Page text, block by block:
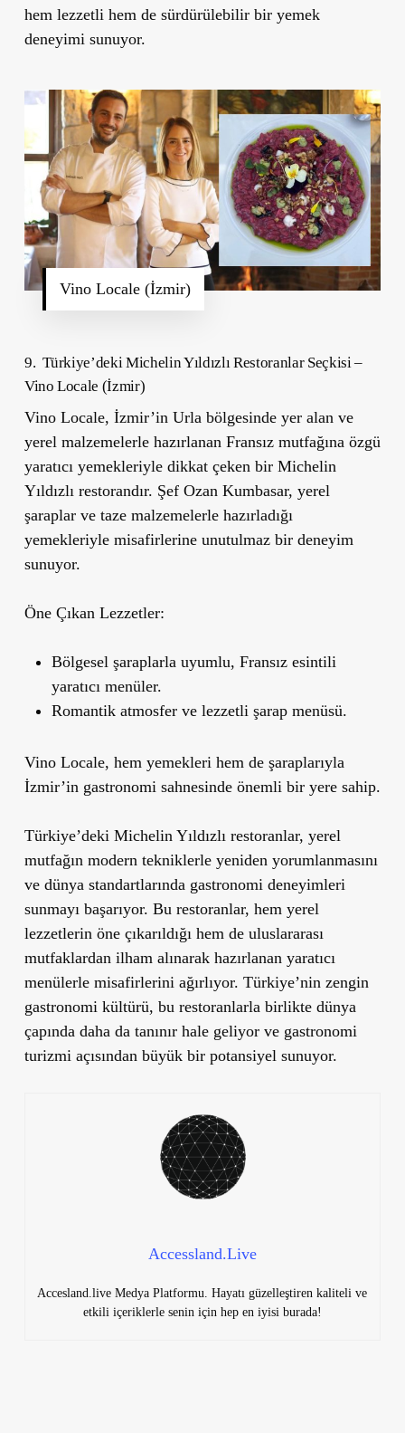
hem lezzetli hem de sürdürülebilir bir yemek
deneyimi sunuyor.
Vino Locale (İzmir)
9. Türkiye’deki Michelin Yıldızlı Restoranlar Seçkisi –
Vino Locale (İzmir)
Vino Locale, İzmir’in Urla bölgesinde yer alan ve
yerel malzemelerle hazırlanan Fransız mutfağına özgü
yaratıcı yemekleriyle dikkat çeken bir Michelin
Yıldızlı restorandır. Şef Ozan Kumbasar, yerel
şaraplar ve taze malzemelerle hazırladığı
yemekleriyle misafirlerine unutulmaz bir deneyim
sunuyor.
Öne Çıkan Lezzetler:
Bölgesel şaraplarla uyumlu, Fransız esintili
yaratıcı menüler.
Romantik atmosfer ve lezzetli şarap menüsü.
Vino Locale, hem yemekleri hem de şaraplarıyla
İzmir’in gastronomi sahnesinde önemli bir yere sahip.
Türkiye’deki Michelin Yıldızlı restoranlar, yerel
mutfağın modern tekniklerle yeniden yorumlanmasını
ve dünya standartlarında gastronomi deneyimleri
sunmayı başarıyor. Bu restoranlar, hem yerel
lezzetlerin öne çıkarıldığı hem de uluslararası
mutfaklardan ilham alınarak hazırlanan yaratıcı
menülerle misafirlerini ağırlıyor. Türkiye’nin zengin
gastronomi kültürü, bu restoranlarla birlikte dünya
çapında daha da tanınır hale geliyor ve gastronomi
turizmi açısından büyük bir potansiyel sunuyor.
Accessland.Live
Accesland.live Medya Platformu. Hayatı güzelleştiren kaliteli ve
etkili içeriklerle senin için hep en iyisi burada!